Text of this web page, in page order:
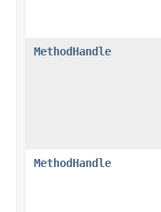
MethodHandle
MethodHandle